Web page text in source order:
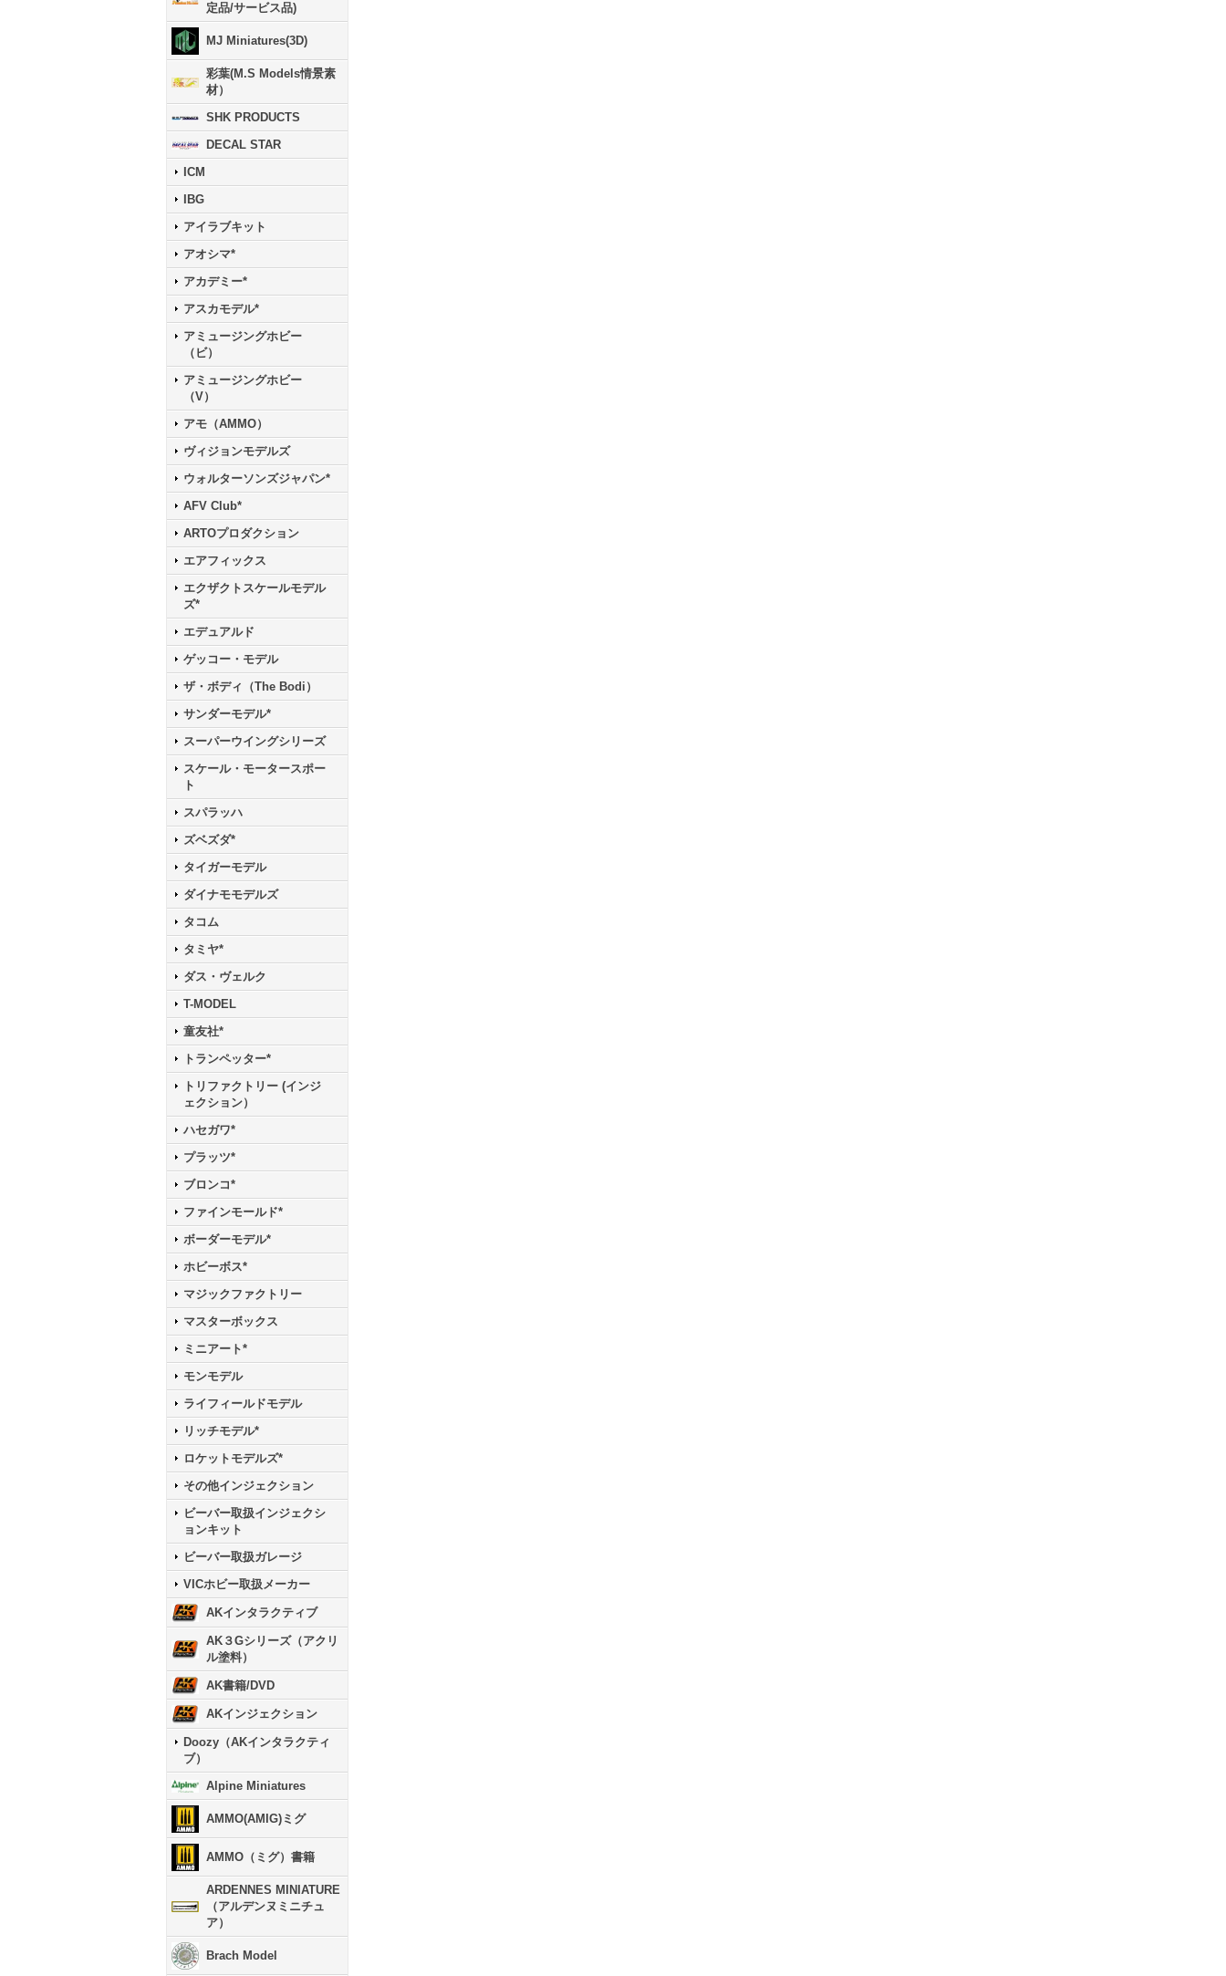
定品/サービス品)
MJ Miniatures(3D)
彩葉(M.S Models情景素
材）
SHK PRODUCTS
DECAL STAR
ICM
IBG
アイラブキット
アオシマ*
アカデミー*
アスカモデル*
アミュージングホビー
（ビ）
アミュージングホビー
（V）
アモ（AMMO）
ヴィジョンモデルズ
ウォルターソンズジャパン*
AFV Club*
ARTOプロダクション
エアフィックス
エクザクトスケールモデル
ズ*
エデュアルド
ゲッコー・モデル
ザ・ボディ（The Bodi）
サンダーモデル*
スーパーウイングシリーズ
スケール・モータースポー
ト
スパラッハ
ズベズダ*
タイガーモデル
ダイナモモデルズ
タコム
タミヤ*
ダス・ヴェルク
T-MODEL
童友社*
トランペッター*
トリファクトリー (インジ
ェクション）
ハセガワ*
プラッツ*
ブロンコ*
ファインモールド*
ボーダーモデル*
ホビーボス*
マジックファクトリー
マスターボックス
ミニアート*
モンモデル
ライフィールドモデル
リッチモデル*
ロケットモデルズ*
その他インジェクション
ビーバー取扱インジェクシ
ョンキット
ビーバー取扱ガレージ
VICホビー取扱メーカー
AKインタラクティブ
AK３Gシリーズ（アクリ
ル塗料）
AK書籍/DVD
AKインジェクション
Doozy（AKインタラクティ
ブ）
Alpine Miniatures
AMMO(AMIG)ミグ
AMMO（ミグ）書籍
ARDENNES MINIATURE
（アルデンヌミニチュ
ア）
Brach Model